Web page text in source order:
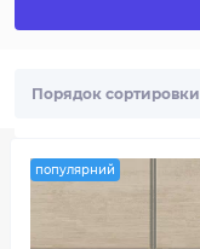
популярний